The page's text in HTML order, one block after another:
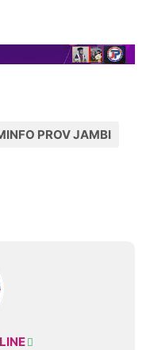
PROV JAMBI